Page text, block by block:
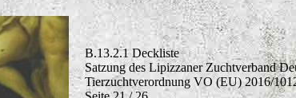
B.13.2.1 Deckliste
Satzung des Lipizzaner Zuchtverband
Tierzuchtverordnung VO (EU) 2016/